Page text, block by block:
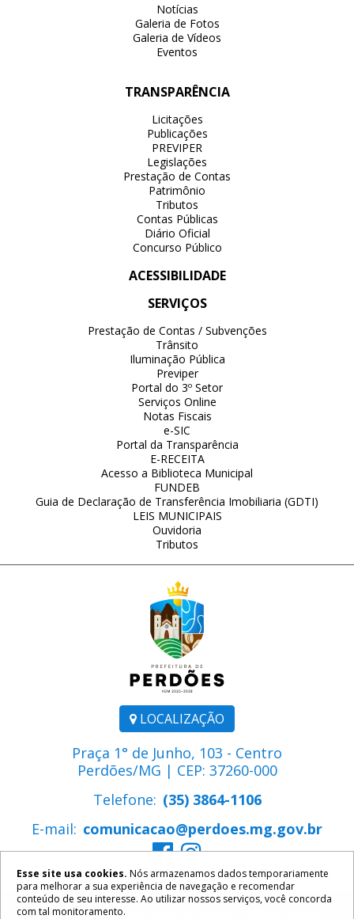
LOCALIZAÇÃO
Praça 1° de Junho, 103 - Centro
Perdões/MG | CEP: 37260-000
Telefone: (35) 3864-1106
E-mail: comunicacao@perdoes.mg.gov.br
Notícias
Galeria de Fotos
Galeria de Vídeos
Eventos
TRANSPARÊNCIA
Licitações
Publicações
PREVIPER
Legislações
Prestação de Contas
Patrimônio
Tributos
Contas Públicas
Diário Oficial
Concurso Público
ACESSIBILIDADE
SERVIÇOS
Prestação de Contas / Subvenções
Trânsito
Iluminação Pública
Previper
Portal do 3º Setor
Serviços Online
Notas Fiscais
e-SIC
Portal da Transparência
E-RECEITA
Acesso a Biblioteca Municipal
FUNDEB
Guia de Declaração de Transferência Imobiliaria (GDTI)
LEIS MUNICIPAIS
Ouvidoria
Tributos
2026 ©Prefeitura Municipal de Perdões
Esse site usa cookies. Nós armazenamos dados temporariamente
para melhorar a sua experiência de navegação e recomendar
conteúdo de seu interesse. Ao utilizar nossos serviços, você concorda
com tal monitoramento.